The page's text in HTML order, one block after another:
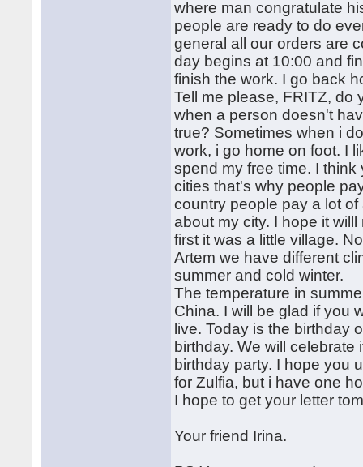
where man congratulate
people are ready to do
general all our orders are
day begins at 10:00 and
finish the work. I go back
Tell me please, FRITZ, do
when a person doesn't
true? Sometimes when i
work, i go home on foot. I
spend my free time. I
cities that's why people
country people pay a lot
about my city. I hope it
first it was a little village.
Artem we have different
summer and cold winter.
The temperature in
China. I will be glad if you
live. Today is the birthday
birthday. We will
birthday party. I hope you
for Zulfia, but i have one
I hope to get your letter
Your friend Irina.